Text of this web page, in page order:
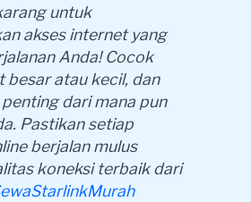
untuk
akses internet yang
Anda! Cocok
besar atau kecil, dan
dari mana pun
Pastikan setiap
berjalan mulus
koneksi terbaik dari